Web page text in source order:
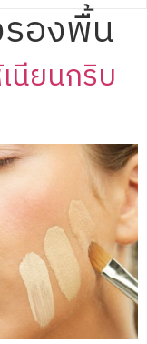
องพื้น
นียนกริบ